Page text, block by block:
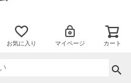
お気に入り マイページ カート